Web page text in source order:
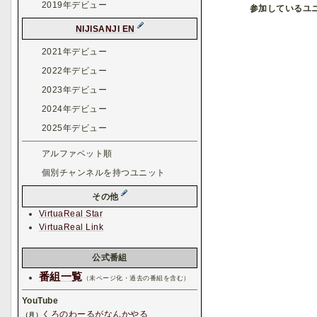
参加しているユ
2019年デビュー
NIJISANJI EN
2021年デビュー
2022年デビュー
2023年デビュー
2024年デビュー
2025年デビュー
アルファベット順
個別チャンネルを持つユニット
その他
VirtuaReal Star
VirtuaReal Link
公式番組
番組一覧 （未ページ化・過去の番組を含む）
YouTube
（月） くろのわーるがなんかやる